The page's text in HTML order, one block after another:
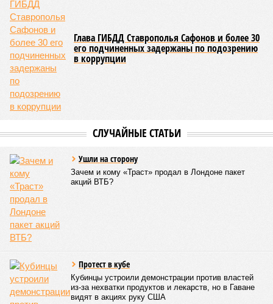
инвестировало, а раздавало пожертвования, не
зарабатывало само, а давало зарабатывать другим и,
выходит, никак не гарантировало собственные интересы.
«Пока самая популярная в Армении точка зрения по
поводу будущего железных дорог рес­публики –
национализировать пути сообщения и, естественно,
ничего РЖД не компенсировать. Модернизация железных
дорог Армении за счёт России в Ереване считается
совершенно естественной»
естественным считается вкладываться в закавказскую
«железку» тогда, когда на российских железных дорогах не
тольконе решенынынешние проблемы, но и постоянно
возникают
Белозёров?
Гарник Туманян, политолог
своими европейскими партнёрами могут
инициировать новый проект на территории Армении
подобно трамповскому TRIPP, где будет создана